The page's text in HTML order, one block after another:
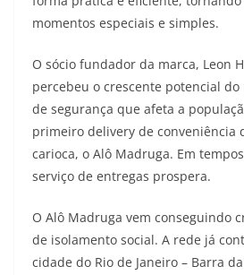
momentos especiais e simples.
O sócio fundador da marca, Leon
percebeu o crescente potencial
de segurança que afeta a
primeiro delivery de conveniência
carioca, o Alô Madruga. Em
serviço de entregas prospera.
O Alô Madruga vem conseguindo
de isolamento social. A rede já
cidade do Rio de Janeiro – Barra